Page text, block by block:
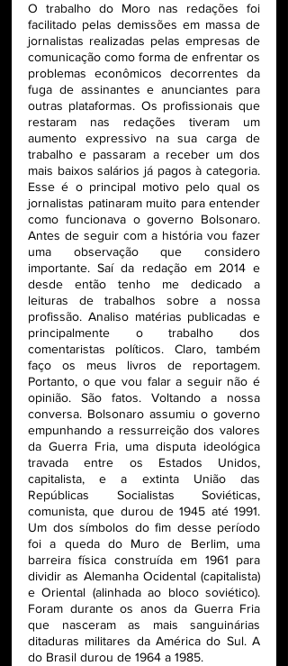
O trabalho do Moro nas redações foi
facilitado pelas demissões em massa de
jornalistas realizadas pelas empresas de
comunicação como forma de enfrentar os
problemas econômicos decorrentes da
fuga de assinantes e anunciantes para
outras plataformas. Os profissionais que
restaram nas redações tiveram um
aumento expressivo na sua carga de
trabalho e passaram a receber um dos
mais baixos salários já pagos à categoria.
Esse é o principal motivo pelo qual os
jornalistas patinaram muito para entender
como funcionava o governo Bolsonaro.
Antes de seguir com a história vou fazer
uma observação que considero
importante. Saí da redação em 2014 e
desde então tenho me dedicado a
leituras de trabalhos sobre a nossa
profissão. Analiso matérias publicadas e
principalmente o trabalho dos
comentaristas políticos. Claro, também
faço os meus livros de reportagem.
Portanto, o que vou falar a seguir não é
opinião. São fatos. Voltando a nossa
conversa. Bolsonaro assumiu o governo
empunhando a ressurreição dos valores
da Guerra Fria, uma disputa ideológica
travada entre os Estados Unidos,
capitalista, e a extinta União das
Repúblicas Socialistas Soviéticas,
comunista, que durou de 1945 até 1991.
Um dos símbolos do fim desse período
foi a queda do Muro de Berlim, uma
barreira física construída em 1961 para
dividir as Alemanha Ocidental (capitalista)
e Oriental (alinhada ao bloco soviético).
Foram durante os anos da Guerra Fria
que nasceram as mais sanguinárias
ditaduras militares da América do Sul. A
do Brasil durou de 1964 a 1985.